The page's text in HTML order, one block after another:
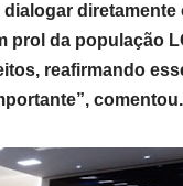
da população
reafirmando
comentou.